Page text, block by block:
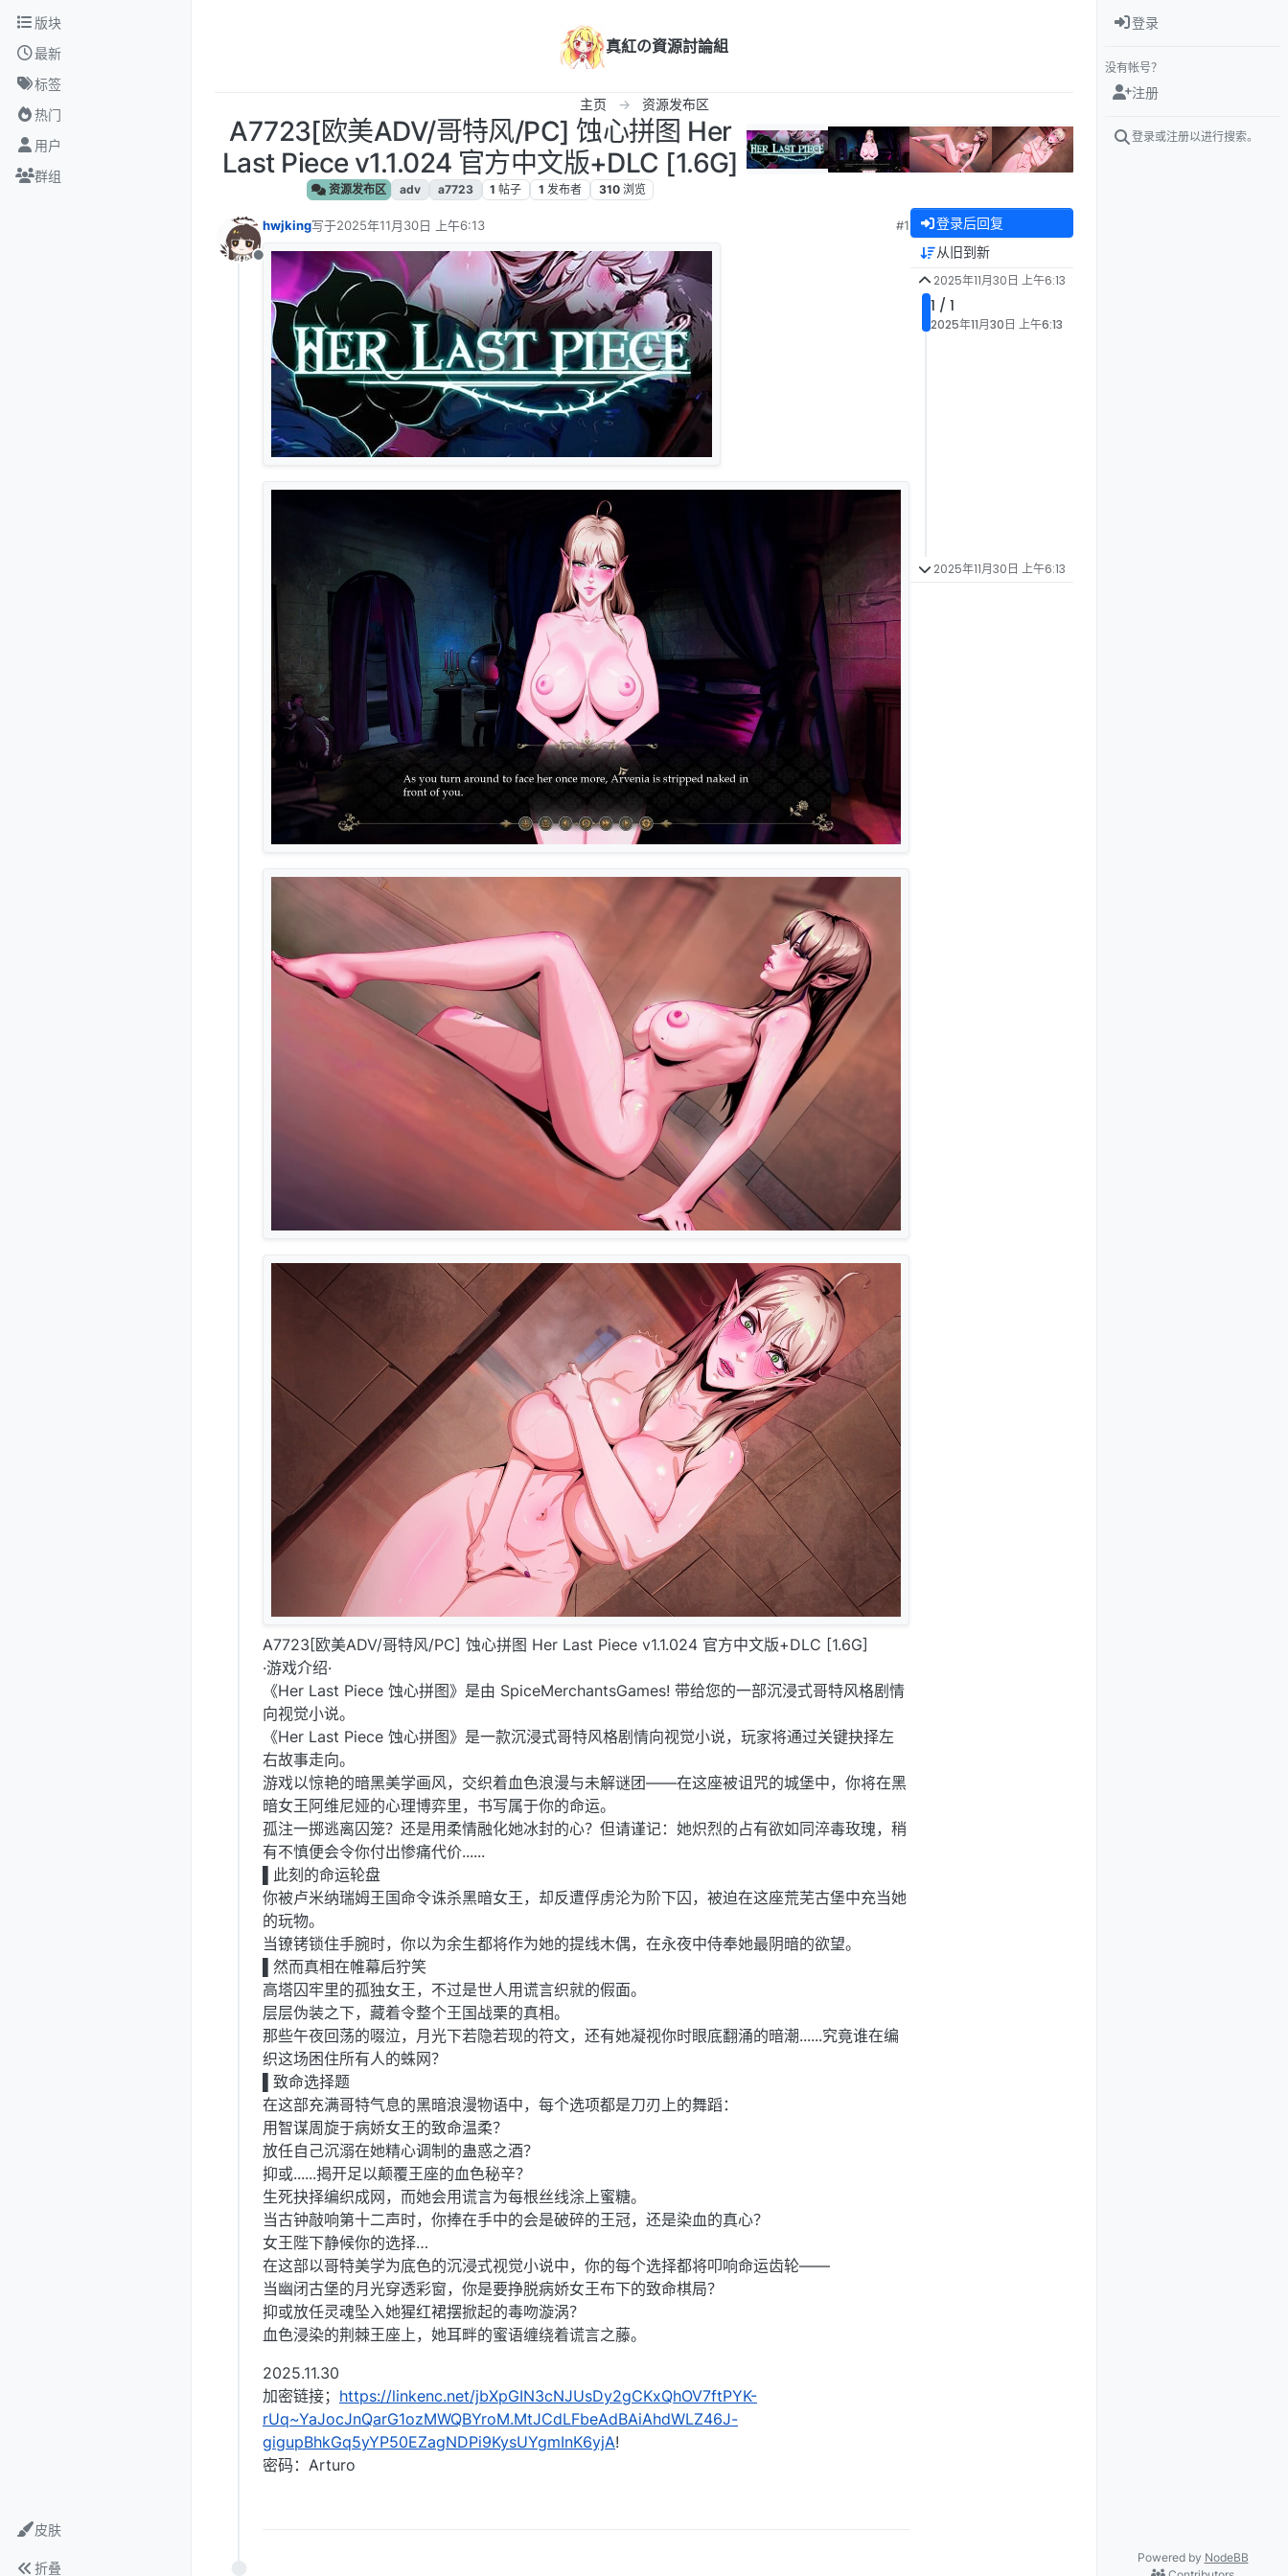
跳转至内容
版块
最新
标签
热门
用户
群组
皮肤
折叠
真紅の資源討論組
主页 资源发布区
A7723[欧美ADV/哥特风/PC] 蚀心拼图 Her
Last Piece v1.1.024 官方中文版+DLC [1.6G]
资源发布区 adv a7723 1 帖子 1 发布者 310 浏览
离线
hwjking写于2025年11月30日 上午6:13
最后由 编辑
#1
A7723[欧美ADV/哥特风/PC] 蚀心拼图 Her Last Piece v1.1.024 官方中文版+DLC [1.6G]
·游戏介绍·
《Her Last Piece 蚀心拼图》是由 SpiceMerchantsGames! 带给您的一部沉浸式哥特风格剧情
向视觉小说。
《Her Last Piece 蚀心拼图》是一款沉浸式哥特风格剧情向视觉小说，玩家将通过关键抉择左
右故事走向。
游戏以惊艳的暗黑美学画风，交织着血色浪漫与未解谜团——在这座被诅咒的城堡中，你将在黑
暗女王阿维尼娅的心理博弈里，书写属于你的命运。
孤注一掷逃离囚笼？还是用柔情融化她冰封的心？但请谨记：她炽烈的占有欲如同淬毒玫瑰，稍
有不慎便会令你付出惨痛代价......
▌此刻的命运轮盘
你被卢米纳瑞姆王国命令诛杀黑暗女王，却反遭俘虏沦为阶下囚，被迫在这座荒芜古堡中充当她
的玩物。
当镣铐锁住手腕时，你以为余生都将作为她的提线木偶，在永夜中侍奉她最阴暗的欲望。
▌然而真相在帷幕后狞笑
高塔囚牢里的孤独女王，不过是世人用谎言织就的假面。
层层伪装之下，藏着令整个王国战栗的真相。
那些午夜回荡的啜泣，月光下若隐若现的符文，还有她凝视你时眼底翻涌的暗潮......究竟谁在编
织这场困住所有人的蛛网？
▌致命选择题
在这部充满哥特气息的黑暗浪漫物语中，每个选项都是刀刃上的舞蹈：
用智谋周旋于病娇女王的致命温柔？
放任自己沉溺在她精心调制的蛊惑之酒？
抑或......揭开足以颠覆王座的血色秘辛？
生死抉择编织成网，而她会用谎言为每根丝线涂上蜜糖。
当古钟敲响第十二声时，你捧在手中的会是破碎的王冠，还是染血的真心？
女王陛下静候你的选择…
在这部以哥特美学为底色的沉浸式视觉小说中，你的每个选择都将叩响命运齿轮——
当幽闭古堡的月光穿透彩窗，你是要挣脱病娇女王布下的致命棋局？
抑或放任灵魂坠入她猩红裙摆掀起的毒吻漩涡？
血色浸染的荆棘王座上，她耳畔的蜜语缠绕着谎言之藤。
2025.11.30
加密链接； https://linkenc.net/jbXpGIN3cNJUsDy2gCKxQhOV7ftPYK-
rUq~YaJocJnQarG1ozMWQBYroM.MtJCdLFbeAdBAiAhdWLZ46J-
gigupBhkGq5yYP50EZagNDPi9KysUYgmInK6yjA!
密码：Arturo
登录后回复
从旧到新
2025年11月30日 上午6:13
1 / 1
2025年11月30日 上午6:13
2025年11月30日 上午6:13
登录
没有帐号？
注册
登录或注册以进行搜索。
Powered by NodeBB